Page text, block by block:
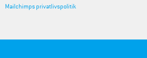
Mailchimps privatlivspolitik